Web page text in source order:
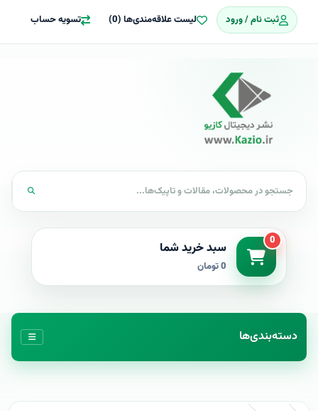
ثبت نام / ورود لیست علاقه‌مندی‌ها (0) تسویه حساب
0 سبد خرید شما
0 تومان
دسته‌بندی‌ها